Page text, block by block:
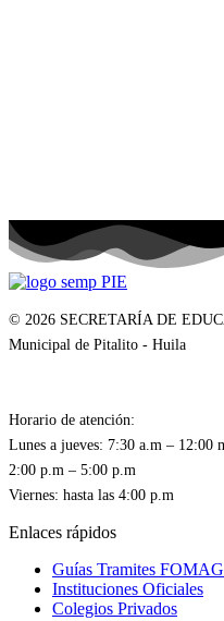
© 2026 SECRETARÍA DE
Municipal de Pitalito - Huila
Horario de atención:
Lunes a jueves: 7:30 a.m – 12:00
2:00 p.m – 5:00 p.m
Enlaces rápidos
Guías Tramites
Instituciones Oficiales
Colegios Privados